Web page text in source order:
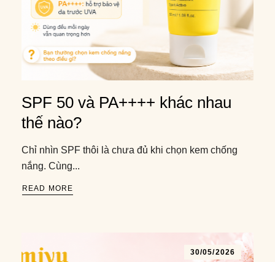
SPF 50 và PA++++ khác nhau
thế nào?
Chỉ nhìn SPF thôi là chưa đủ khi chọn kem chống
nắng. Cùng...
READ MORE
30/05/2026